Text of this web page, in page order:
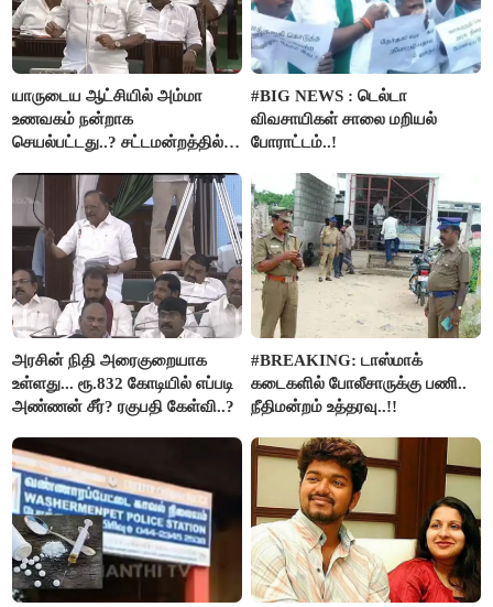
யாருடைய ஆட்சியில் அம்மா
உணவகம் நன்றாக
செயல்பட்டது..? சட்டமன்றத்தில்
#BIG NEWS : டெல்டா
விவசாயிகள் சாலை மறியல்
போராட்டம்..!
அரசின் நிதி அரைகுறையாக
உள்ளது... ரூ.832 கோடியில் எப்படி
அண்ணன் சீர்? ரகுபதி கேள்வி..?
#BREAKING: டாஸ்மாக்
கடைகளில் போலீசாருக்கு பணி..
நீதிமன்றம் உத்தரவு..!!